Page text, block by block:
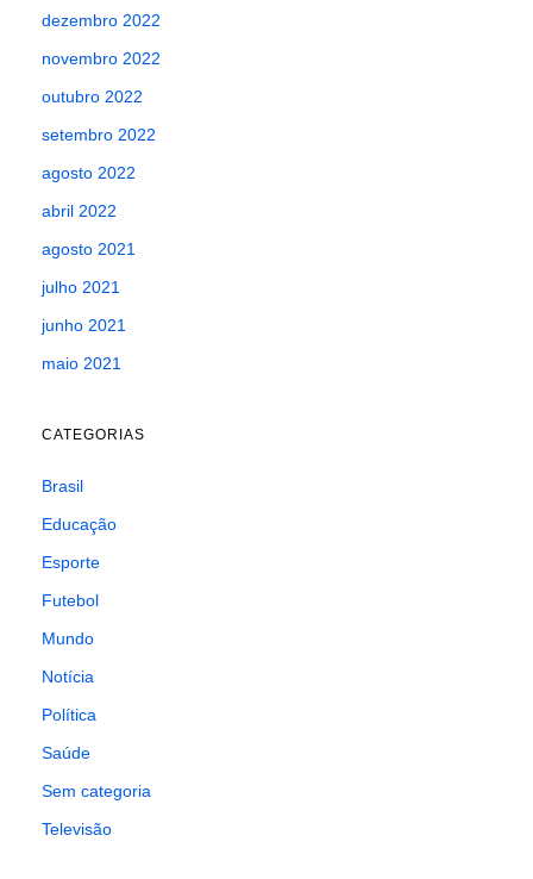
dezembro 2022
novembro 2022
outubro 2022
setembro 2022
agosto 2022
abril 2022
agosto 2021
julho 2021
junho 2021
maio 2021
CATEGORIAS
Brasil
Educação
Esporte
Futebol
Mundo
Notícia
Política
Saúde
Sem categoria
Televisão